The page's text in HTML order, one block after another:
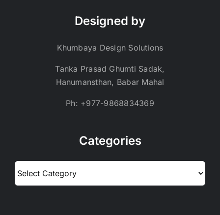
Designed by
Khumbaya Design Solutions
Tanka Prasad Ghumti Sadak,
Hanumansthan, Babar Mahal
Ph: +977-9868834369
Categories